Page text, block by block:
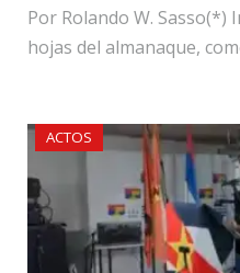
Por Rolando W. Sasso(*)
hojas del almanaque,
ACTOS